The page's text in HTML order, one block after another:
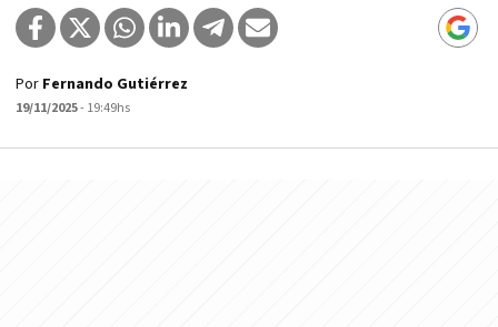
Por Fernando Gutiérrez
19/11/2025- 19:49hs